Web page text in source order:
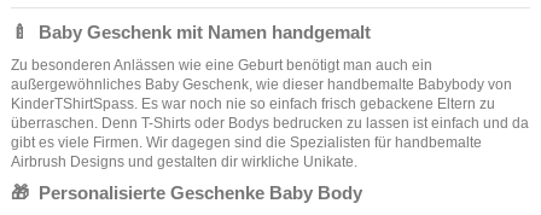
🍼 Baby Geschenk mit Namen handgemalt
Zu besonderen Anlässen wie eine Geburt benötigt man auch ein
außergewöhnliches Baby Geschenk, wie dieser handbemalte Babybody von
KinderTShirtSpass. Es war noch nie so einfach frisch gebackene Eltern zu
überraschen. Denn T-Shirts oder Bodys bedrucken zu lassen ist einfach und da
gibt es viele Firmen. Wir dagegen sind die Spezialisten für handbemalte
Airbrush Designs und gestalten dir wirkliche Unikate.
🎁 Personalisierte Geschenke Baby Body